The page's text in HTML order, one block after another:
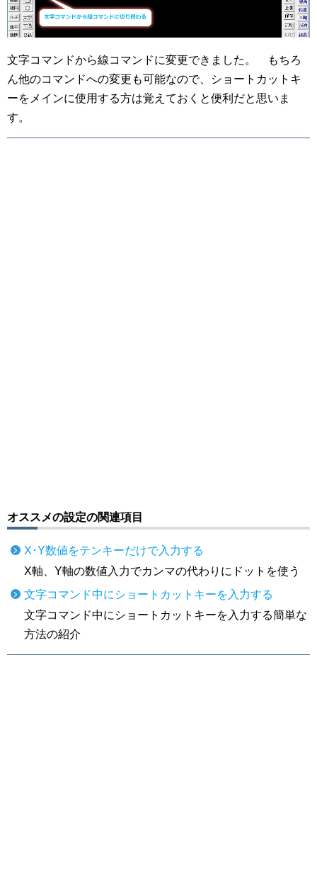
文字コマンドから線コマンドに変更できました。 もちろ
ん他のコマンドへの変更も可能なので、ショートカットキ
ーをメインに使用する方は覚えておくと便利だと思いま
す。
オススメの設定の関連項目
X･Y数値をテンキーだけで入力する
X軸、Y軸の数値入力でカンマの代わりにドットを使う
文字コマンド中にショートカットキーを入力する
文字コマンド中にショートカットキーを入力する簡単な
方法の紹介